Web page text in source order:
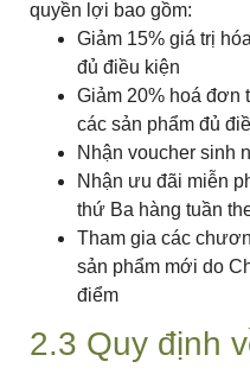
quyền lợi bao gồm:
Giảm 15% giá trị
đủ điều kiện
Giảm 20% hoá đơn
các sản phẩm đủ
Nhận voucher sinh
Nhận ưu đãi miễn
thứ Ba hàng tuần
Tham gia các
sản phẩm mới do
điểm
2.3 Quy định